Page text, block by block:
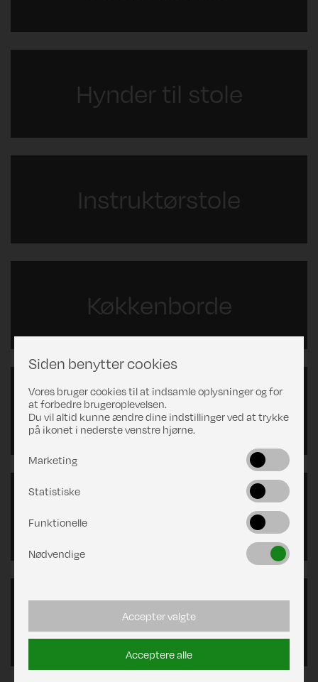
Hynder til stole
Instruktørstole
Køkkenborde
Lamelbord
Opbevaringsskabe
Positionsstole
Siden benytter cookies
Vores bruger cookies til at indsamle oplysninger og for
at forbedre brugeroplevelsen.
Du vil altid kunne ændre dine indstillinger ved at trykke
på ikonet i nederste venstre hjørne.
Marketing
Statistiske
Funktionelle
Nødvendige
Accepter valgte
Acceptere alle